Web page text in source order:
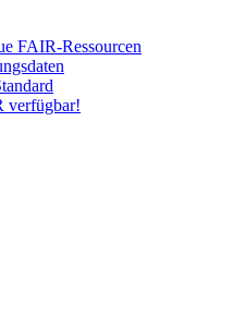
FAIR-Ressourcen
verfügbar!